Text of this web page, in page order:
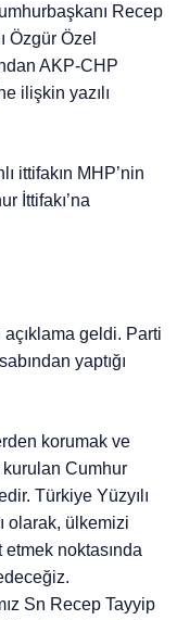
Recep
Özgür Özel
AKP-CHP
ilişkin yazılı
ittifakın MHP’nin
İttifakı’na
açıklama geldi. Parti
yaptığı
korumak ve
Cumhur
Türkiye Yüzyılı
olarak, ülkemizi
noktasında
Sn Recep Tayyip